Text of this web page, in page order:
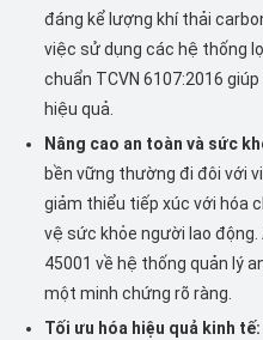
đáng kể lượng khí thải
việc sử dụng các hệ thống
chuẩn TCVN 6107:2016
hiệu quả.
Nâng cao an toàn và sức
bền vững thường đi đôi với
giảm thiểu tiếp xúc với hóa
vệ sức khỏe người lao động.
45001 về hệ thống quản lý
một minh chứng rõ ràng.
Tối ưu hóa hiệu quả kinh tế: